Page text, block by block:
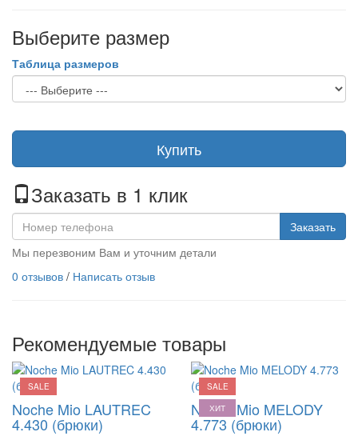
Выберите размер
Таблица размеров
Купить
Заказать в 1 клик
Заказать
Мы перезвоним Вам и уточним детали
0 отзывов / Написать отзыв
Рекомендуемые товары
SALE
Noche Mio LAUTREC
4.430 (брюки)
SALE
ХИТ
Noche Mio MELODY
4.773 (брюки)